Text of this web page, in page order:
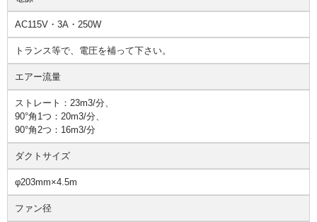
AC115V・3A・250W
トランス等で、電圧を補って下さい。
エアー流量
ストレート：23m3/分、
90°角1つ：20m3/分、
90°角2つ：16m3/分
ダクトサイズ
φ203mm×4.5m
ファン径